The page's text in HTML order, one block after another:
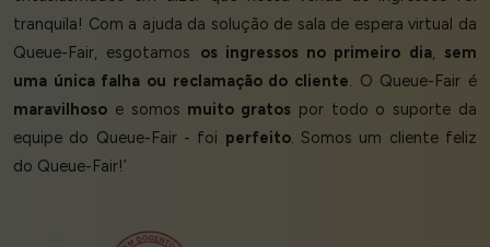
tranquila! Com a ajuda da solução de sala de espera virtual da
Queue-Fair, esgotamos os ingressos no primeiro dia, sem
uma única falha ou reclamação do cliente. O Queue-Fair é
maravilhoso e somos muito gratos por todo o suporte da
equipe do Queue-Fair - foi perfeito. Somos um cliente feliz
do Queue-Fair!’